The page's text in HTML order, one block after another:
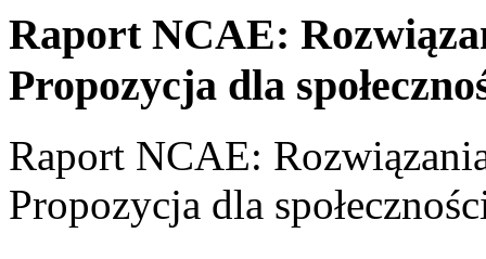
Raport NCAE:
Propozycja dla
Raport NCAE:
Propozycja dla